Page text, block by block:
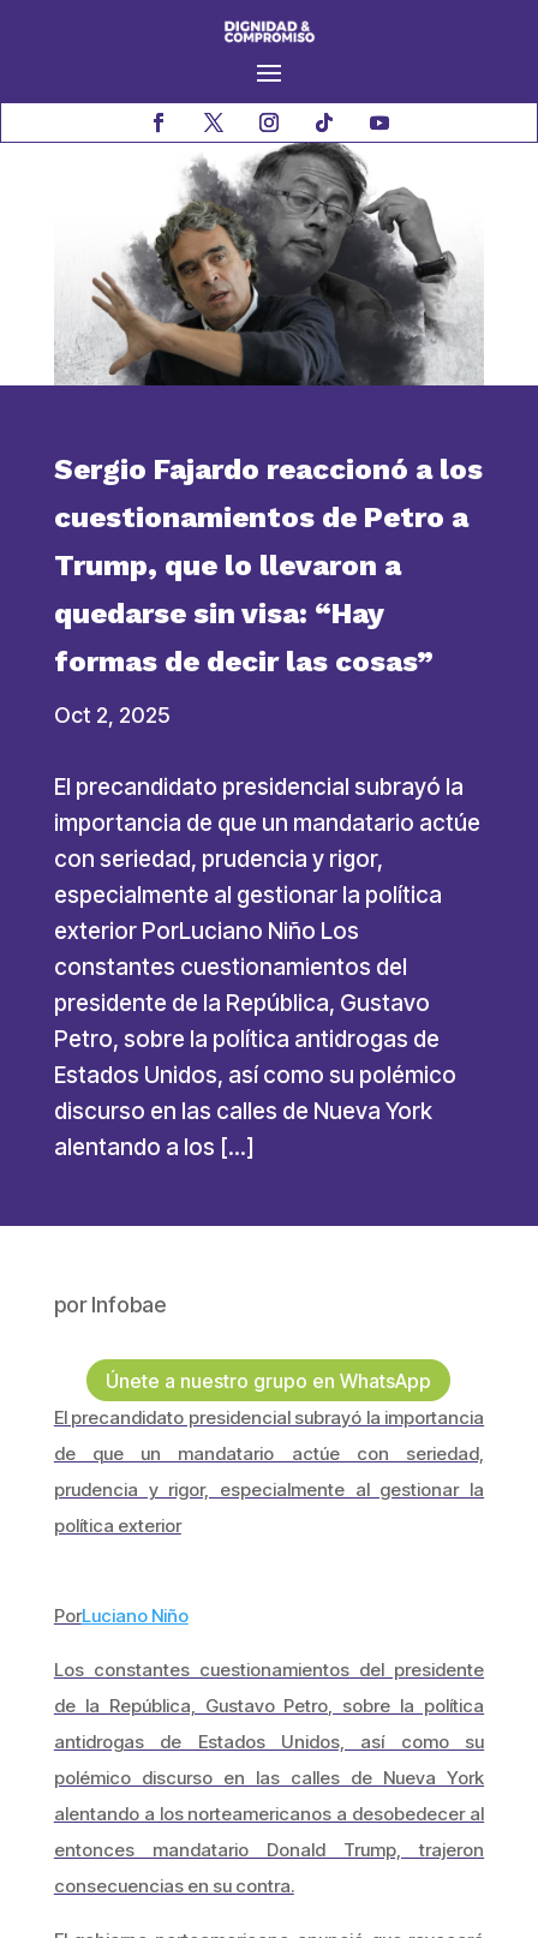
Sergio Fajardo reaccionó a los
cuestionamientos de Petro a
Trump, que lo llevaron a
quedarse sin visa: “Hay
formas de decir las cosas”
Oct 2, 2025
El precandidato presidencial subrayó la
importancia de que un mandatario actúe
con seriedad, prudencia y rigor,
especialmente al gestionar la política
exterior PorLuciano Niño Los
constantes cuestionamientos del
presidente de la República, Gustavo
Petro, sobre la política antidrogas de
Estados Unidos, así como su polémico
discurso en las calles de Nueva York
alentando a los […]
porInfobae
Únete a nuestro grupo en WhatsApp
El precandidato presidencial subrayó la importancia
de que un mandatario actúe con seriedad,
prudencia y rigor, especialmente al gestionar la
política exterior
PorLuciano Niño
Los constantes cuestionamientos del presidente
de la República, Gustavo Petro, sobre la política
antidrogas de Estados Unidos, así como su
polémico discurso en las calles de Nueva York
alentando a los norteamericanos a desobedecer al
entonces mandatario Donald Trump, trajeron
consecuencias en su contra.